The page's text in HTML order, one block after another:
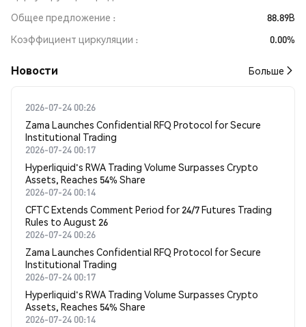
Общее предложение
88.89B
Коэффициент циркуляции
0.00%
Новости Больше
2026-07-24 00:26
Zama Launches Confidential RFQ Protocol for Secure
Institutional Trading
2026-07-24 00:17
Hyperliquid's RWA Trading Volume Surpasses Crypto
Assets, Reaches 54% Share
2026-07-24 00:14
CFTC Extends Comment Period for 24/7 Futures Trading
Rules to August 26
2026-07-24 00:26
Zama Launches Confidential RFQ Protocol for Secure
Institutional Trading
2026-07-24 00:17
Hyperliquid's RWA Trading Volume Surpasses Crypto
Assets, Reaches 54% Share
2026-07-24 00:14